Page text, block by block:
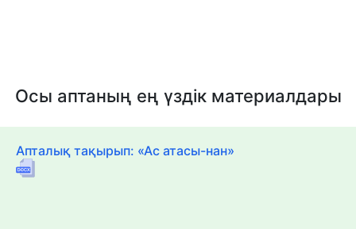
Осы аптаның ең үздік материалдары
Апталық тақырып: «Ас атасы-нан»